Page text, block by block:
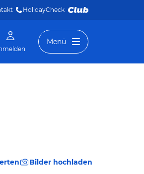
HolidayCheck
Menü
Bilder hochladen